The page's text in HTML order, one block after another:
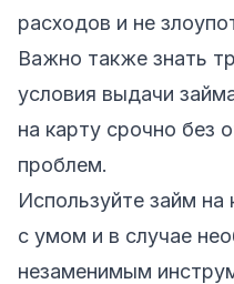
расходов и не
Важно также знать
условия выдачи
на карту срочно без
проблем.
Используйте займ на
с умом и в случае
незаменимым